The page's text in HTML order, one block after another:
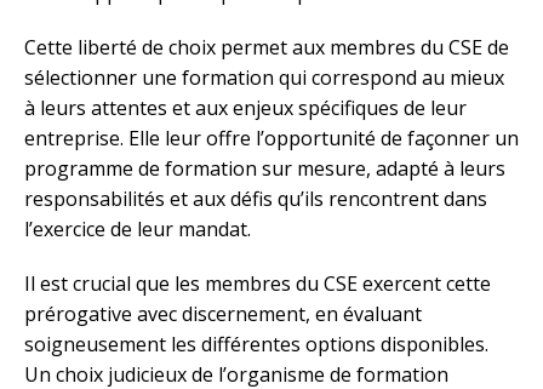
Cette liberté de choix permet aux membres du CSE de
sélectionner une formation qui correspond au mieux
à leurs attentes et aux enjeux spécifiques de leur
entreprise. Elle leur offre l’opportunité de façonner un
programme de formation sur mesure, adapté à leurs
responsabilités et aux défis qu’ils rencontrent dans
l’exercice de leur mandat.
Il est crucial que les membres du CSE exercent cette
prérogative avec discernement, en évaluant
soigneusement les différentes options disponibles.
Un choix judicieux de l’organisme de formation